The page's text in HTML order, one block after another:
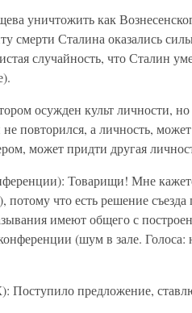
уничтожить как
смерти Сталина оказались
случайность, что Сталин
осужден культ личности, но
повторился, а личность,
может придти другая
Товарищи! Мне
что есть решение съезда
имеют общего с
(шум в зале. Голоса:
Поступило предложение,